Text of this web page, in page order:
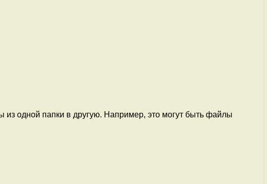
из одной папки в другую. Например, это могут быть файлы